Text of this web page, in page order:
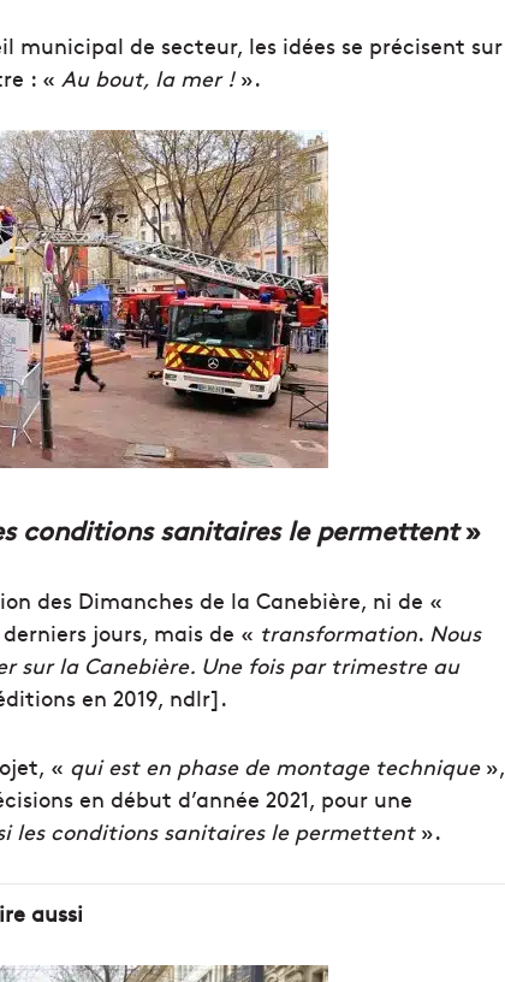
municipal de secteur, les idées se précisent sur
: « Au bout, la mer !».
conditions sanitaires le permettent»
des Dimanches de la Canebière, ni de «
jours, mais de « transformation. Nous
sur la Canebière. Une fois par trimestre au
en 2019, ndlr].
« qui est en phase de montage technique»,
en début d’année 2021, pour une
les conditions sanitaires le permettent».
aussi